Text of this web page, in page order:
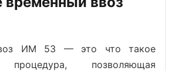
ИМ 53 — это что такое
процедура, позволяющая